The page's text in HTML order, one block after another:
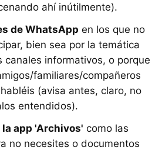
ahí inútilmente).
de WhatsApp en los que no
bien sea por la temática
canales informativos, o porque
familiares/compañeros
(avisa antes, claro, no
entendidos).
app 'Archivos' como las
no necesites o documentos